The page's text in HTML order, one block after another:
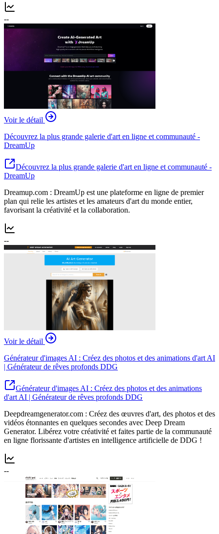
--
Voir le détail
Découvrez la plus grande galerie d'art en ligne et communauté -
DreamUp
Découvrez la plus grande galerie d'art en ligne et communauté -
DreamUp
Dreamup.com : DreamUp est une plateforme en ligne de premier
plan qui relie les artistes et les amateurs d'art du monde entier,
favorisant la créativité et la collaboration.
--
Voir le détail
Générateur d'images AI : Créez des photos et des animations d'art AI
| Générateur de rêves profonds DDG
Générateur d'images AI : Créez des photos et des animations
d'art AI | Générateur de rêves profonds DDG
Deepdreamgenerator.com : Créez des œuvres d'art, des photos et des
vidéos étonnantes en quelques secondes avec Deep Dream
Generator. Libérez votre créativité et faites partie de la communauté
en ligne florissante d'artistes en intelligence artificielle de DDG !
--